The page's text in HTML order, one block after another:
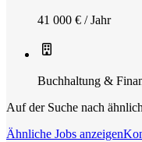
41 000 € / Jahr
Buchhaltung &
Auf der Suche nach
Ähnliche Jobs anzeigen